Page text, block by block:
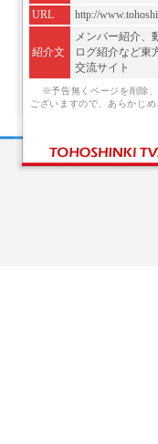
URL
http://
紹介文
メンバー紹介、
ログ紹介など東
交流サイト
※予告無くページを削除
ございますので、あらかじめ